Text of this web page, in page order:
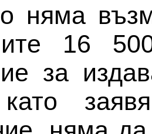
няма
16
за